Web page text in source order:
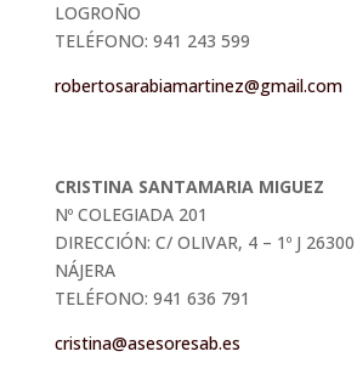
LOGROÑO
TELÉFONO: 941 243 599
robertosarabiamartinez@gmail.com
CRISTINA SANTAMARIA MIGUEZ
Nº COLEGIADA 201
DIRECCIÓN: C/ OLIVAR, 4 – 1º J 26300
NÁJERA
TELÉFONO: 941 636 791
cristina@asesoresab.es